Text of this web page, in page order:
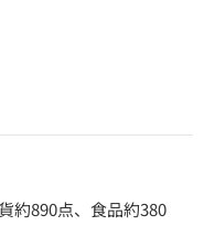
約890点、食品約380